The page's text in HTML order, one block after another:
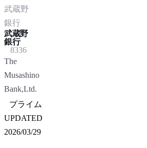
武蔵野
銀行
武蔵野
銀行
8336
The
Musashino
Bank,Ltd.
プライム
UPDATED
2026/03/29